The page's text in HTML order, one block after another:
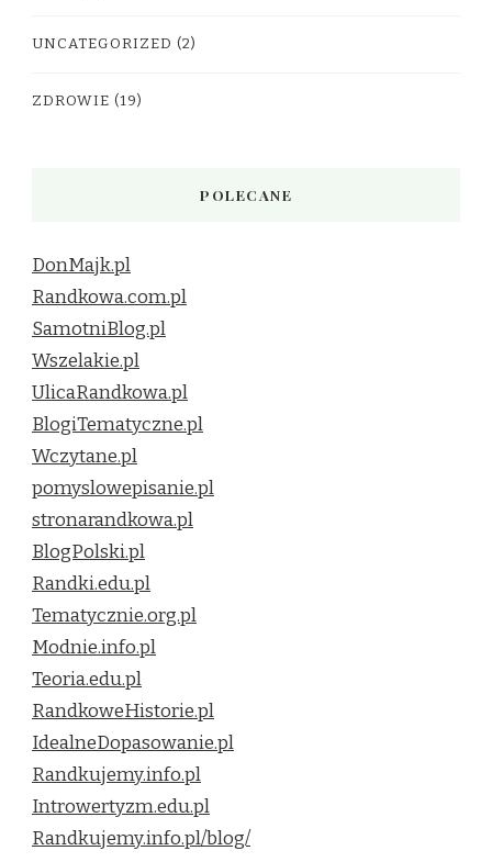
UNCATEGORIZED (2)
ZDROWIE (19)
POLECANE
DonMajk.pl
Randkowa.com.pl
SamotniBlog.pl
Wszelakie.pl
UlicaRandkowa.pl
BlogiTematyczne.pl
Wczytane.pl
pomyslowepisanie.pl
stronarandkowa.pl
BlogPolski.pl
Randki.edu.pl
Tematycznie.org.pl
Modnie.info.pl
Teoria.edu.pl
RandkoweHistorie.pl
IdealneDopasowanie.pl
Randkujemy.info.pl
Introwertyzm.edu.pl
Randkujemy.info.pl/blog/